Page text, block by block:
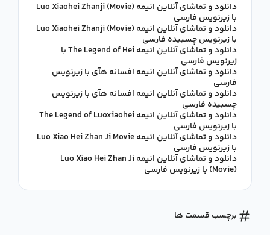
دانلود و تماشای آنلاین انیمه Luo Xiaohei Zhanji (Movie)
با زیرنویس فارسی
دانلود و تماشای آنلاین انیمه Luo Xiaohei Zhanji (Movie)
با زیرنویس چسبیده فارسی
دانلود و تماشای آنلاین انیمه The Legend of Hei با
زیرنویس فارسی
دانلود و تماشای آنلاین انیمه افسانه هآی با زیرنویس
فارسی
دانلود و تماشای آنلاین انیمه افسانه هآی با زیرنویس
چسبیده فارسی
دانلود و تماشای آنلاین انیمه The Legend of Luoxiaohei
با زیرنویس فارسی
دانلود و تماشای آنلاین انیمه Luo Xiao Hei Zhan Ji Movie
با زیرنویس فارسی
دانلود و تماشای آنلاین انیمه Luo Xiao Hei Zhan Ji
(Movie) با زیرنویس فارسی
برچسب قسمت ها